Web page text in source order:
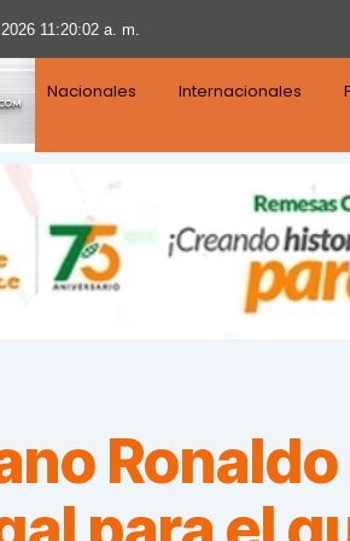
11:20:03 a. m.
Nacionales Internacionales